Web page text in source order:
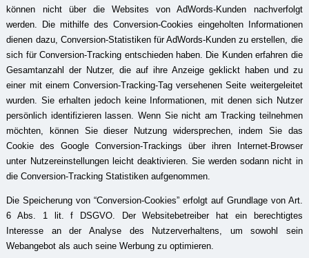
können nicht über die Websites von AdWords-Kunden nachverfolgt
werden. Die mithilfe des Conversion-Cookies eingeholten Informationen
dienen dazu, Conversion-Statistiken für AdWords-Kunden zu erstellen, die
sich für Conversion-Tracking entschieden haben. Die Kunden erfahren die
Gesamtanzahl der Nutzer, die auf ihre Anzeige geklickt haben und zu
einer mit einem Conversion-Tracking-Tag versehenen Seite weitergeleitet
wurden. Sie erhalten jedoch keine Informationen, mit denen sich Nutzer
persönlich identifizieren lassen. Wenn Sie nicht am Tracking teilnehmen
möchten, können Sie dieser Nutzung widersprechen, indem Sie das
Cookie des Google Conversion-Trackings über ihren Internet-Browser
unter Nutzereinstellungen leicht deaktivieren. Sie werden sodann nicht in
die Conversion-Tracking Statistiken aufgenommen.
Die Speicherung von “Conversion-Cookies” erfolgt auf Grundlage von Art.
6 Abs. 1 lit. f DSGVO. Der Websitebetreiber hat ein berechtigtes
Interesse an der Analyse des Nutzerverhaltens, um sowohl sein
Webangebot als auch seine Werbung zu optimieren.